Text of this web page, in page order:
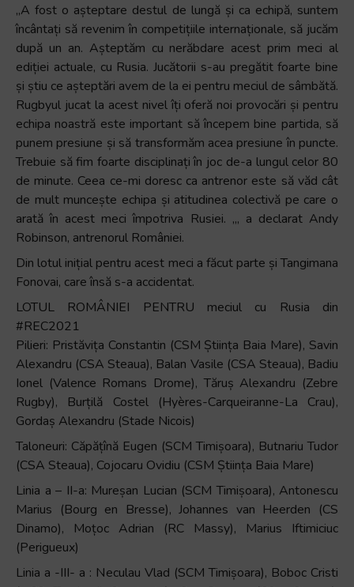
shortcut
activates
the
screen
reader
help
you
navigate
and
interact
with
the
content.
„A fost o așteptare destul de lungă și ca echipă, suntem
încântați să revenim în competițiile internaționale, să jucăm
după un an. Așteptăm cu nerăbdare acest prim meci al
ediției actuale, cu Rusia. Jucătorii s-au pregătit foarte bine
și știu ce așteptări avem de la ei pentru meciul de sâmbătă.
Rugbyul jucat la acest nivel îți oferă noi provocări și pentru
echipa noastră este important să începem bine partida, să
punem presiune și să transformăm acea presiune în puncte.
Trebuie să fim foarte disciplinați în joc de-a lungul celor 80
de minute. Ceea ce-mi doresc ca antrenor este să văd cât
de mult muncește echipa și atitudinea colectivă pe care o
arată în acest meci împotriva Rusiei. „, a declarat Andy
Robinson, antrenorul României.
Din lotul inițial pentru acest meci a făcut parte și Tangimana
Fonovai, care însă s-a accidentat.
LOTUL ROMÂNIEI PENTRU meciul cu Rusia din
#REC2021
Pilieri: Pristăvița Constantin (CSM Știința Baia Mare), Savin
Alexandru (CSA Steaua), Balan Vasile (CSA Steaua), Badiu
Ionel (Valence Romans Drome), Tăruș Alexandru (Zebre
Rugby), Burțilă Costel (Hyères-Carqueiranne-La Crau),
Gordaș Alexandru (Stade Nicois)
Taloneuri: Căpățînă Eugen (SCM Timișoara), Butnariu Tudor
(CSA Steaua), Cojocaru Ovidiu (CSM Știința Baia Mare)
Linia a – II-a: Mureșan Lucian (SCM Timișoara), Antonescu
Marius (Bourg en Bresse), Johannes van Heerden (CS
Dinamo), Moțoc Adrian (RC Massy), Marius Iftimiciuc
(Perigueux)
Linia a -III- a : Neculau Vlad (SCM Timișoara), Boboc Cristi